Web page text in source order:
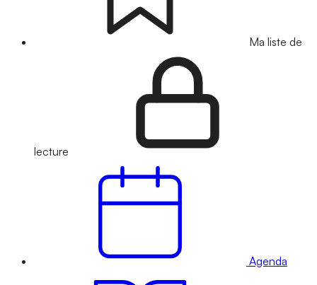
Ma liste de
lecture
Agenda